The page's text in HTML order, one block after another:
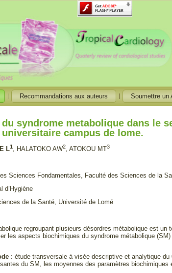
Recommandations aux auteurs Soumettre un
du syndrome metabolique dans le
campus de lome.
L1, HALATOKO AW2, ATOKOU MT3
Sciences Fondamentales, Faculté des Sciences de la
d’Hygiène
de la Santé, Université de Lomé
regroupant plusieurs désordres métabolique est
les aspects biochimiques du syndrome métabolique
: étude transversale à visée descriptive et analytique
du SM, les moyennes des paramètres